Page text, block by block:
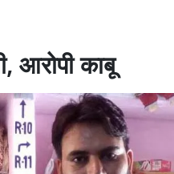
आरोपी काबू